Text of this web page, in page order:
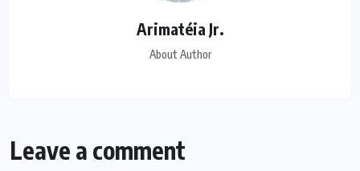
Arimatéia Jr.
About Author
Leave a comment